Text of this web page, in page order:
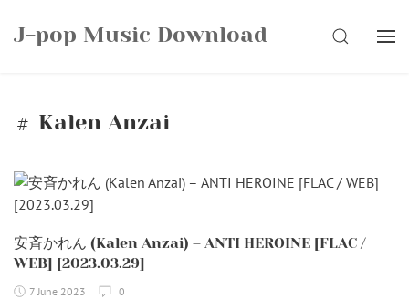
J-pop Music Download SEARCH
Kalen Anzai
安斉かれん (Kalen Anzai) – ANTI HEROINE [FLAC /
WEB] [2023.03.29]
7 June 2023 0